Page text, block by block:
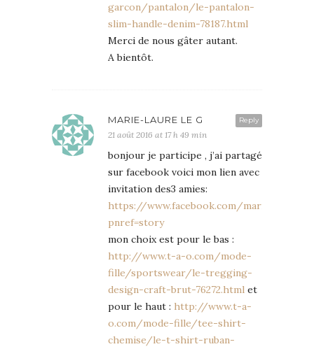
garcon/pantalon/le-pantalon-
slim-handle-denim-78187.html
Merci de nous gâter autant.
A bientôt.
Reply
MARIE-LAURE LE G
21 août 2016 at 17 h 49 min
bonjour je participe , j’ai partagé
sur facebook voici mon lien avec
invitation des3 amies:
https://www.facebook.com/
pnref=story
mon choix est pour le bas :
http://www.t-a-o.com/mode-
fille/sportswear/le-tregging-
design-craft-brut-76272.html et
pour le haut : http://www.t-a-
o.com/mode-fille/tee-shirt-
chemise/le-t-shirt-ruban-